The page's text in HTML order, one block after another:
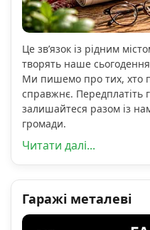
Це зв’язок із рідним
творять наше
Ми пишемо про тих, хто
справжнє. Передплатіть
залишайтеся разом із
громади.
Читати далі...
Гаражі металеві